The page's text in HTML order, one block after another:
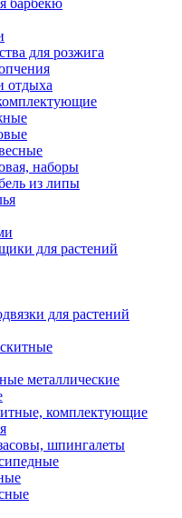
барбекю
для розжига
отдыха
наборы
из липы
для растений
для растений
металлические
комплектующие
шпингалеты